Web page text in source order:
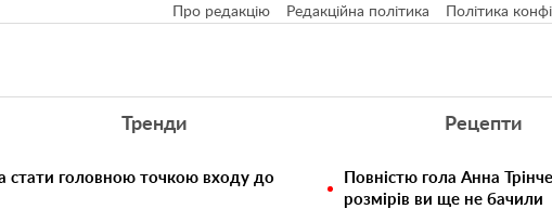
Про редакцію Редакційна політика Політика
Тренди Рецепти
головною точкою входу до
Повністю гола Анна
розмірів ви ще не бачили